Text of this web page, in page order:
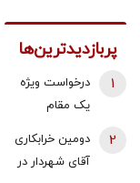
پربازدیدترین‌ها
درخواست ویژه
یک مقام
1
دومین خرابکاری
آقای شهردار در
2